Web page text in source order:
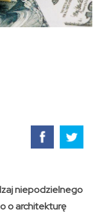
niepodzielnego
o architekturę